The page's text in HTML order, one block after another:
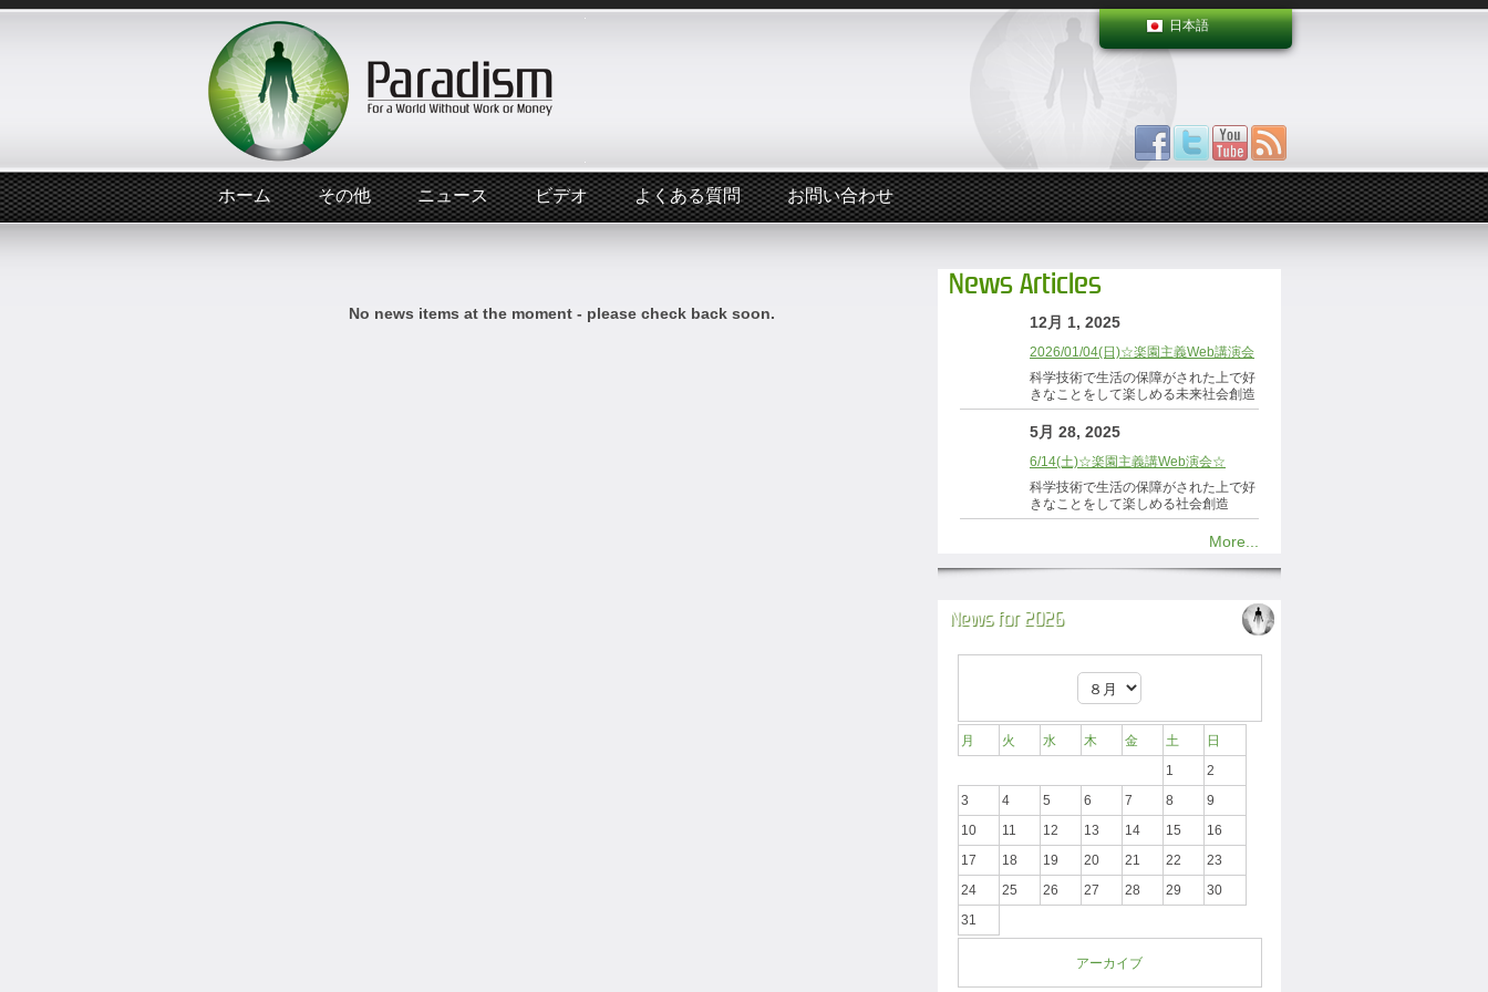
日本語
ホーム その他 ニュース ビデオ よくある質問 お問い合わせ
No news items at the moment - please check back soon.
News Articles
12月 1, 2025
2026/01/04(日)☆楽園主義Web講演会
科学技術で生活の保障がされた上で好
きなことをして楽しめる未来社会創造
5月 28, 2025
6/14(土)☆楽園主義講Web演会☆
科学技術で生活の保障がされた上で好
きなことをして楽しめる社会創造
More...
News for 2026
月 火 水 木 金 土
日
1
2
3
4 5 6 7 8
9
10
11 12 13 14 15
16
17
18 19 20 21 22
23
24
25 26 27 28 29
30
31
アーカイブ